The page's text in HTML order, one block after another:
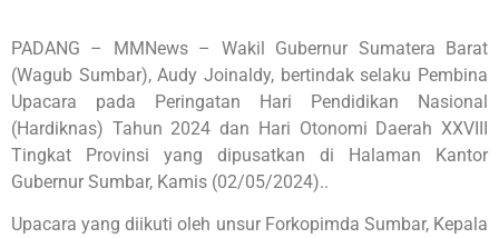
PADANG – MMNews – Wakil Gubernur Sumatera Barat
(Wagub Sumbar), Audy Joinaldy, bertindak selaku Pembina
Upacara pada Peringatan Hari Pendidikan Nasional
(Hardiknas) Tahun 2024 dan Hari Otonomi Daerah XXVIII
Tingkat Provinsi yang dipusatkan di Halaman Kantor
Gubernur Sumbar, Kamis (02/05/2024)..
Upacara yang diikuti oleh unsur Forkopimda Sumbar, Kepala